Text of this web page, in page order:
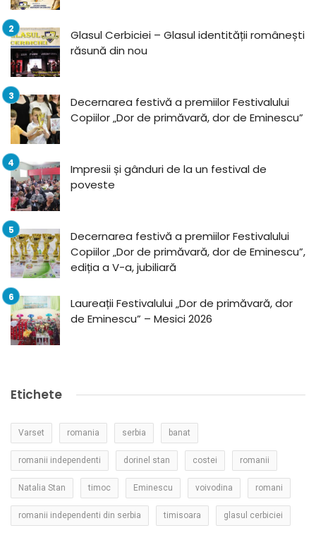
Glasul Cerbiciei – Glasul identității românești
răsună din nou
Decernarea festivă a premiilor Festivalului
Copiilor „Dor de primăvară, dor de Eminescu”
Impresii și gânduri de la un festival de
poveste
Decernarea festivă a premiilor Festivalului
Copiilor „Dor de primăvară, dor de Eminescu”,
ediția a V-a, jubiliară
Laureații Festivalului „Dor de primăvară, dor
de Eminescu” – Mesici 2026
Etichete
Varset romania serbia banat
romanii independenti dorinel stan costei romanii
Natalia Stan timoc Eminescu voivodina romani
romanii independenti din serbia timisoara glasul cerbiciei